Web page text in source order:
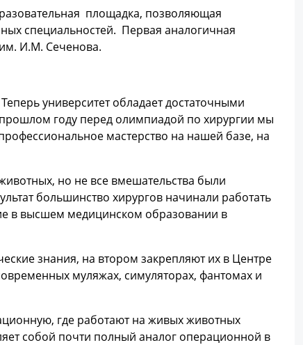
площадка, позволяющая
специальностей. Первая аналогичная
И.М. Сеченова.
университет обладает достаточными
году перед олимпиадой по хирургии мы
мастерство на нашей базе, на
но не все вмешательства были
большинство хирургов начинали работать
в высшем медицинском образовании в
знания, на втором закрепляют их в Центре
муляжах, симуляторах, фантомах и
где работают на живых животных
собой почти полный аналог операционной в